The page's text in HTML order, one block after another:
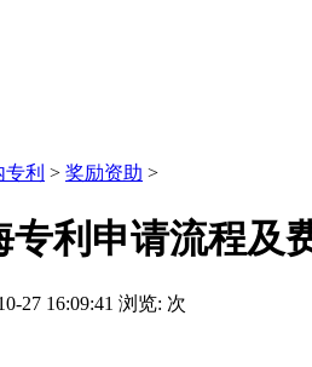
专利 > 奖励资助 >
专利申请流程及
27 16:09:41 浏览: 次